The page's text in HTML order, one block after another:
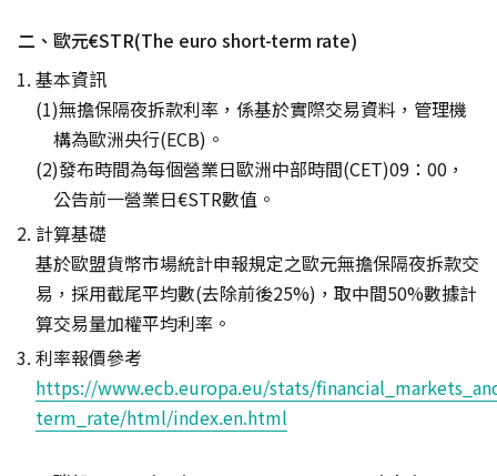
二、歐元€STR(The euro short-term rate)
基本資訊
無擔保隔夜拆款利率，係基於實際交易資料，管理機
構為歐洲央行(ECB)。
發布時間為每個營業日歐洲中部時間(CET)09：00，
公告前一營業日€STR數值。
計算基礎
基於歐盟貨幣市場統計申報規定之歐元無擔保隔夜拆款交
易，採用截尾平均數(去除前後25%)，取中間50%數據計
算交易量加權平均利率。
利率報價參考
https://www.ecb.europa.eu/stats/
term_rate/html/index.en.html